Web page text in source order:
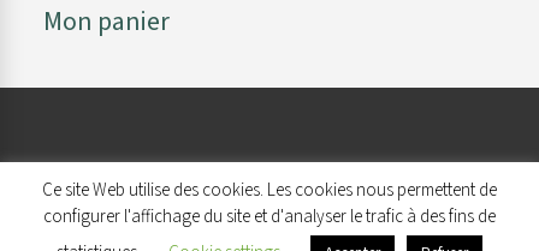
Mon panier
Ce site Web utilise des cookies. Les cookies nous permettent de
configurer l'affichage du site et d'analyser le trafic à des fins de